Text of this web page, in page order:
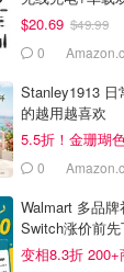
$20.69 $49.99
0
Stanley1913 日
的越用越喜欢
5.5折！金珊瑚
0
Walmart 多品
Switch涨价前
变相8.3折 200+